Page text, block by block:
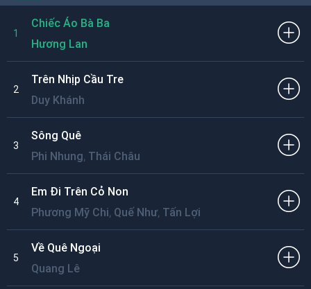
1
Chiếc Áo Bà Ba
Hương Lan
2
Trên Nhịp Cầu Tre
Duy Khánh
3
Sông Quê
Phi Nhung, Thái Châu
4
Em Đi Trên Cỏ Non
Phương Mỹ Chi, Quế Như, Tấn Lợi
5
Về Quê Ngoại
Quang Lê